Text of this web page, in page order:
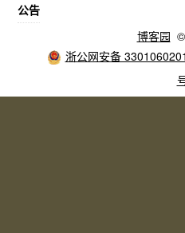
公告
博客园
浙公网安备